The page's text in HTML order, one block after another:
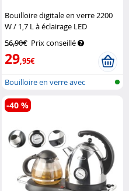
Bouilloire digitale en verre 2200
W / 1,7 L à éclairage LED
Rosenstein & Söhne
56,90€ Prix conseillé
29,95€
Bouilloire en verre avec
éclairage...
-40 %